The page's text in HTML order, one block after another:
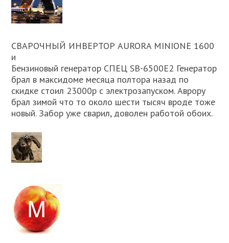
СВАРОЧНЫЙ ИНВЕРТОР AURORA MINIONE 1600
и
Бензиновый генератор СПЕЦ SB-6500E2 Генератор
брал в максидоме месяца полтора назад по
скидке стоил 23000р с электрозапуском. Аврору
брал зимой что то около шести тысяч вроде тоже
новый. Забор уже сварил, доволен работой обоих.